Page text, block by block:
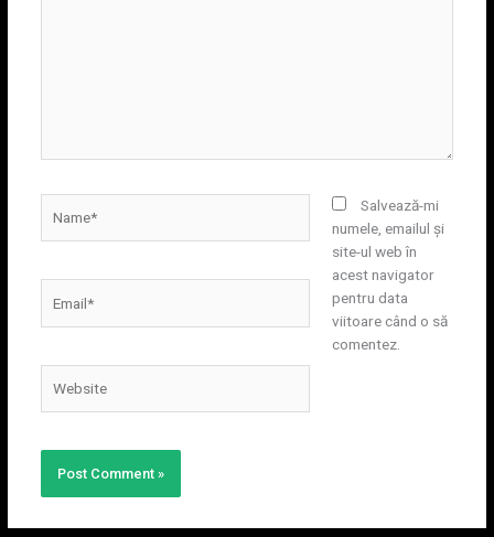
Salvează-mi
numele, emailul și
site-ul web în
acest navigator
pentru data
viitoare când o să
comentez.